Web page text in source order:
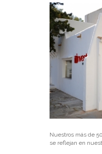
Nuestros más de
se reflejan en